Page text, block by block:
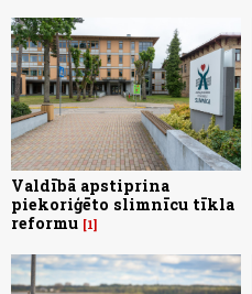
Valdībā apstiprina
piekoriģēto slimnīcu tīkla
reformu 1